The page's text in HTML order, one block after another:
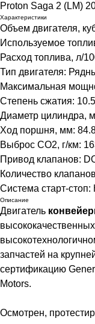
Proton Saga 2 (LM)
Характеристики
Объем двигателя,
Используемое
Расход топлива, л/
Тип двигателя:
Максимальная
Степень сжатия: 10.5
Диаметр цилиндра,
Ход поршня, мм:
Выброс CO2, г/км:
Привод клапанов:
Количество
Система старт-стоп:
Описание
Двигатель
запчастей на
сертификацию
Motors.
Осмотрен,